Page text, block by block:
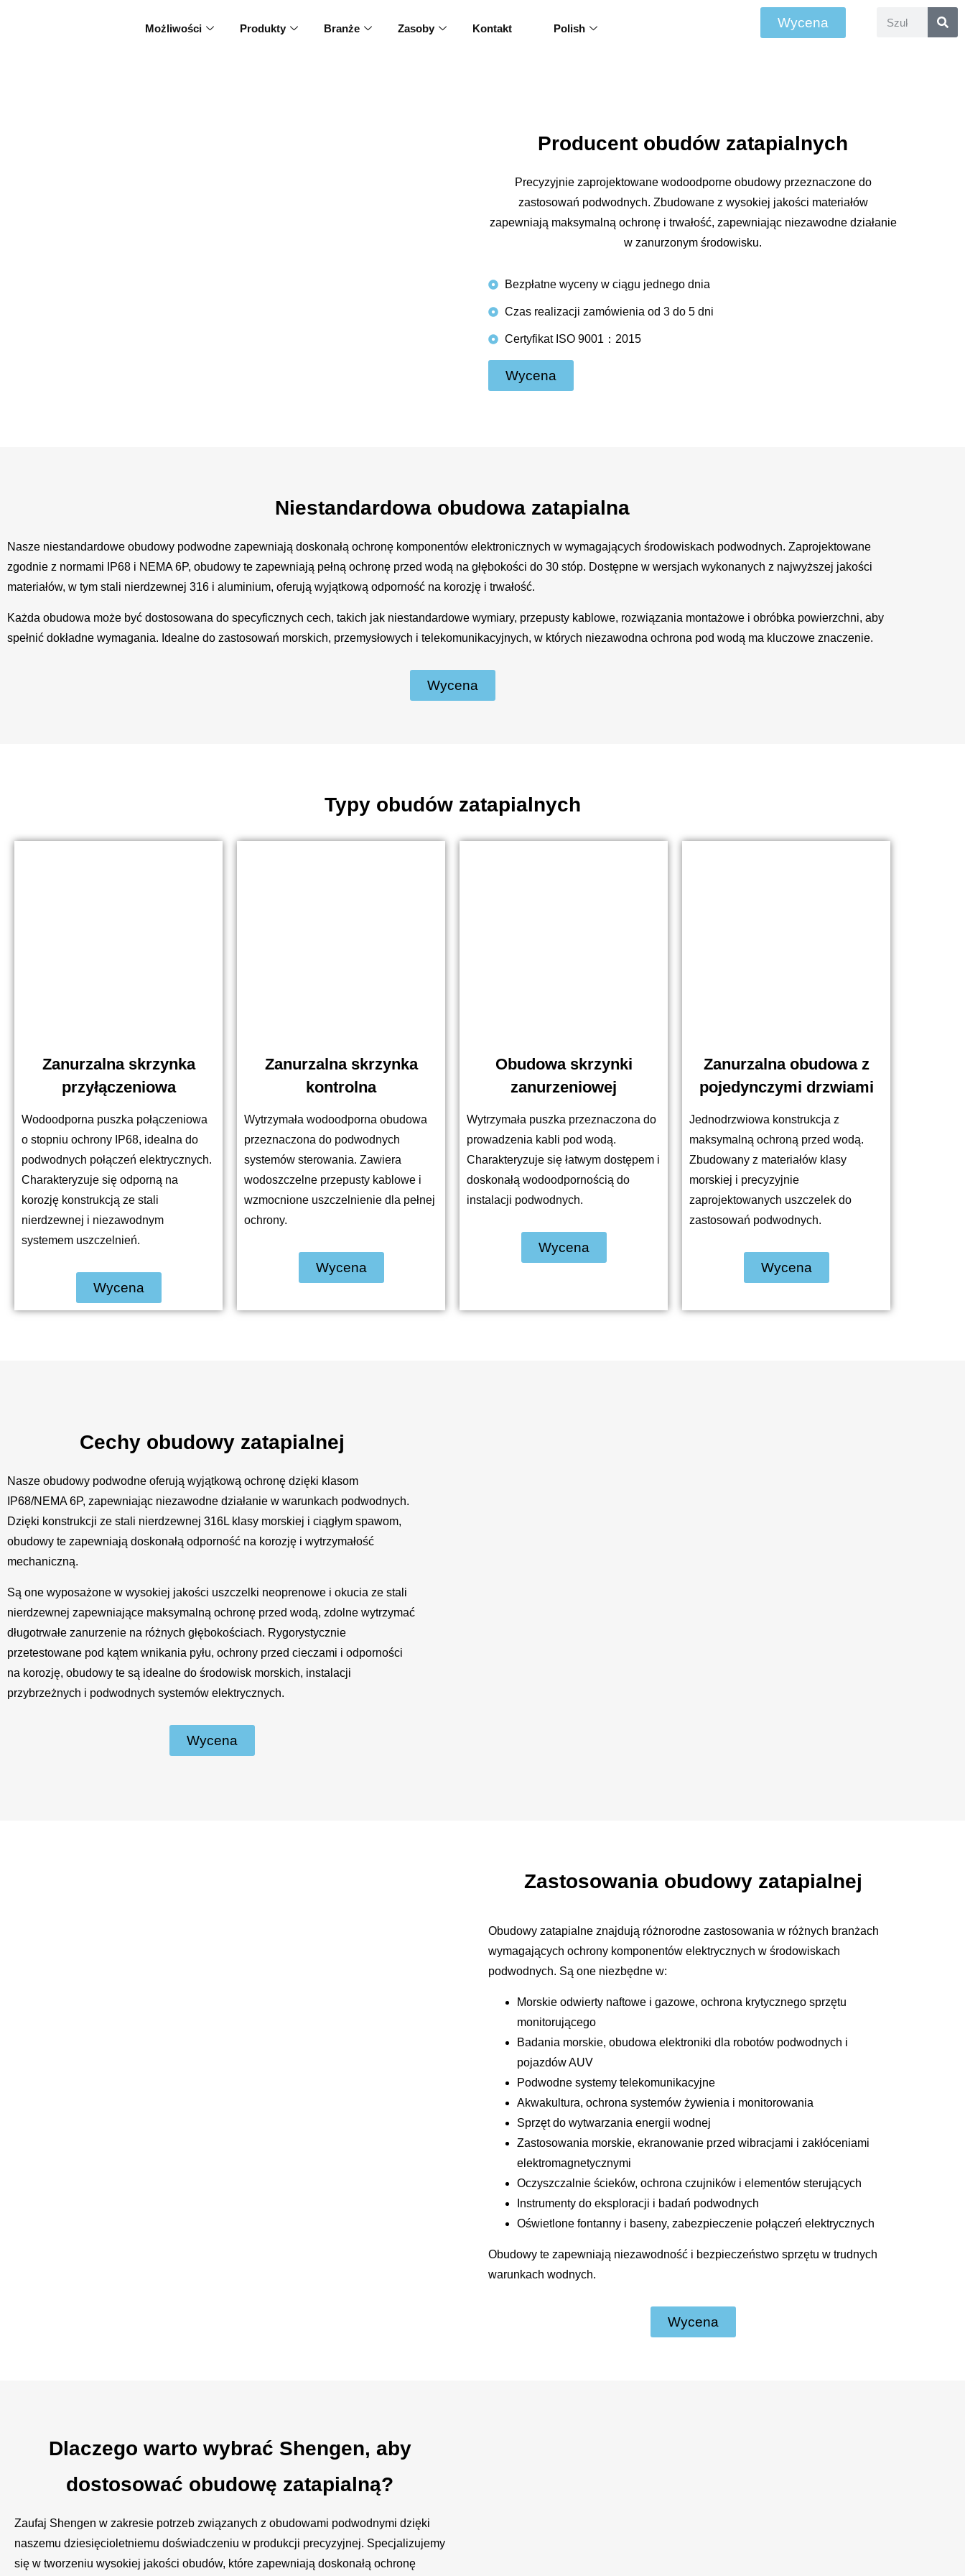
Możliwości Produkty Branże Zasoby Kontakt Polish Wycena
Producent obudów zatapialnych
Precyzyjnie zaprojektowane wodoodporne obudowy przeznaczone do
zastosowań podwodnych. Zbudowane z wysokiej jakości materiałów
zapewniają maksymalną ochronę i trwałość, zapewniając niezawodne działanie
w zanurzonym środowisku.
Bezpłatne wyceny w ciągu jednego dnia
Czas realizacji zamówienia od 3 do 5 dni
Certyfikat ISO 9001：2015
Wycena
Niestandardowa obudowa zatapialna
Nasze niestandardowe obudowy podwodne zapewniają doskonałą ochronę komponentów elektronicznych w wymagających środowiskach podwodnych. Zaprojektowane
zgodnie z normami IP68 i NEMA 6P, obudowy te zapewniają pełną ochronę przed wodą na głębokości do 30 stóp. Dostępne w wersjach wykonanych z najwyższej jakości
materiałów, w tym stali nierdzewnej 316 i aluminium, oferują wyjątkową odporność na korozję i trwałość.
Każda obudowa może być dostosowana do specyficznych cech, takich jak niestandardowe wymiary, przepusty kablowe, rozwiązania montażowe i obróbka powierzchni, aby
spełnić dokładne wymagania. Idealne do zastosowań morskich, przemysłowych i telekomunikacyjnych, w których niezawodna ochrona pod wodą ma kluczowe znaczenie.
Wycena
Typy obudów zatapialnych
Zanurzalna skrzynka
przyłączeniowa
Wodoodporna puszka połączeniowa
o stopniu ochrony IP68, idealna do
podwodnych połączeń elektrycznych.
Charakteryzuje się odporną na
korozję konstrukcją ze stali
nierdzewnej i niezawodnym
systemem uszczelnień.
Wycena
Zanurzalna skrzynka
kontrolna
Wytrzymała wodoodporna obudowa
przeznaczona do podwodnych
systemów sterowania. Zawiera
wodoszczelne przepusty kablowe i
wzmocnione uszczelnienie dla pełnej
ochrony.
Wycena
Obudowa skrzynki
zanurzeniowej
Wytrzymała puszka przeznaczona do
prowadzenia kabli pod wodą.
Charakteryzuje się łatwym dostępem i
doskonałą wodoodpornością do
instalacji podwodnych.
Wycena
Zanurzalna obudowa z
pojedynczymi drzwiami
Jednodrzwiowa konstrukcja z
maksymalną ochroną przed wodą.
Zbudowany z materiałów klasy
morskiej i precyzyjnie
zaprojektowanych uszczelek do
zastosowań podwodnych.
Wycena
Cechy obudowy zatapialnej
Nasze obudowy podwodne oferują wyjątkową ochronę dzięki klasom
IP68/NEMA 6P, zapewniając niezawodne działanie w warunkach podwodnych.
Dzięki konstrukcji ze stali nierdzewnej 316L klasy morskiej i ciągłym spawom,
obudowy te zapewniają doskonałą odporność na korozję i wytrzymałość
mechaniczną.
Są one wyposażone w wysokiej jakości uszczelki neoprenowe i okucia ze stali
nierdzewnej zapewniające maksymalną ochronę przed wodą, zdolne wytrzymać
długotrwałe zanurzenie na różnych głębokościach. Rygorystycznie
przetestowane pod kątem wnikania pyłu, ochrony przed cieczami i odporności
na korozję, obudowy te są idealne do środowisk morskich, instalacji
przybrzeżnych i podwodnych systemów elektrycznych.
Wycena
Zastosowania obudowy zatapialnej
Obudowy zatapialne znajdują różnorodne zastosowania w różnych branżach
wymagających ochrony komponentów elektrycznych w środowiskach
podwodnych. Są one niezbędne w:
Morskie odwierty naftowe i gazowe, ochrona krytycznego sprzętu
monitorującego
Badania morskie, obudowa elektroniki dla robotów podwodnych i
pojazdów AUV
Podwodne systemy telekomunikacyjne
Akwakultura, ochrona systemów żywienia i monitorowania
Sprzęt do wytwarzania energii wodnej
Zastosowania morskie, ekranowanie przed wibracjami i zakłóceniami
elektromagnetycznymi
Oczyszczalnie ścieków, ochrona czujników i elementów sterujących
Instrumenty do eksploracji i badań podwodnych
Oświetlone fontanny i baseny, zabezpieczenie połączeń elektrycznych
Obudowy te zapewniają niezawodność i bezpieczeństwo sprzętu w trudnych
warunkach wodnych.
Wycena
Dlaczego warto wybrać Shengen, aby
dostosować obudowę zatapialną?
Zaufaj Shengen w zakresie potrzeb związanych z obudowami podwodnymi dzięki
naszemu dziesięcioletniemu doświadczeniu w produkcji precyzyjnej. Specjalizujemy
się w tworzeniu wysokiej jakości obudów, które zapewniają doskonałą ochronę